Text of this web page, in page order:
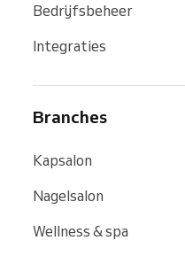
Bedrijfsbeheer
Integraties
Branches
Kapsalon
Nagelsalon
Wellness & spa